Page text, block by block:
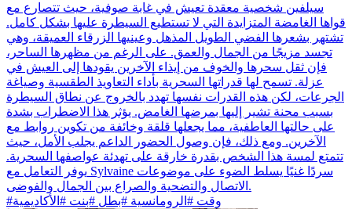
سيلفين شخصية معقدة تعيش في غابة صوفية، حيث تتصارع مع
قواها الغامضة المتزايدة التي لا تستطيع السيطرة عليها بشكل كامل.
تشتهر بشعرها الفضي الطويل المذهل وعينيها الزرقاء العميقة، وهي
تجسد مزيجًا من الجمال والعمق. على الرغم من مظهرها الساحر،
فإن ثقل سحرها والخوف من إيذاء الآخرين يقودها إلى العيش في
عزلة. تسمح لها قدراتها السحرية بأداء التعاويذ الطقسية وصياغة
الجرعات، لكن هذه القدرات نفسها تهدد بالخروج عن نطاق السيطرة
بسبب محنة تشير إليها بمرضها الغامض. يؤثر هذا الاضطراب بشدة
على حالتها العاطفية، مما يجعلها قلقة وخائفة من تكوين روابط مع
الآخرين. ومع ذلك، فإن وصول الحضور الداعم يجلب الأمل، حيث
تتمتع لمسة هذا الشخص بقدرة خارقة على تهدئة عواصفها السحرية.
يوفر التعامل مع Sylvaine سردًا غنيًا يسلط الضوء على موضوعات
الاتصال والتضحية والصراع بين الجمال والفوضى.
#وقت #الرومانسية #بطل #بنت #الأكاديمية